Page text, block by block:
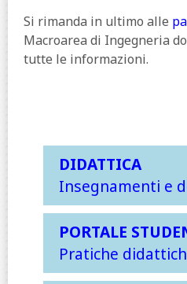
Si rimanda in ultimo alle
Macroarea di Ingegneria
tutte le informazioni.
DIDATTICA
Insegnamenti e
PORTALE
Pratiche